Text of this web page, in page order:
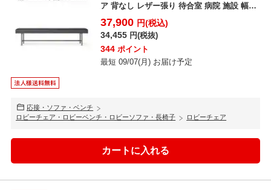
ア 背なし レザー張り 待合室 病院 施設 幅
180...
37,900 円(税込)
34,455 円(税抜)
344 ポイント
最短 09/07(月) お届け予定
応接・ソファ・ベンチ
ロビーチェア・ロビーベンチ・ロビーソファ・長椅子
ロビーチェア